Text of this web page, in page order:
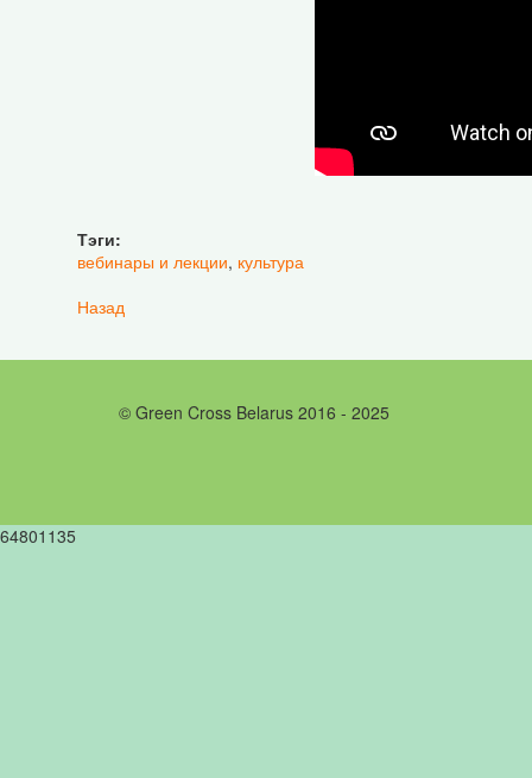
Тэги:
вебинары и лекции, культура
Назад
© Green Cross Belarus 2016 - 2025
64801135